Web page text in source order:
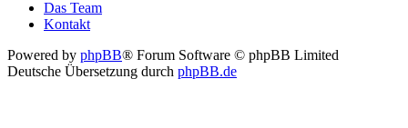
Das Team
Kontakt
Powered by phpBB® Forum Software © phpBB Limited
Deutsche Übersetzung durch phpBB.de